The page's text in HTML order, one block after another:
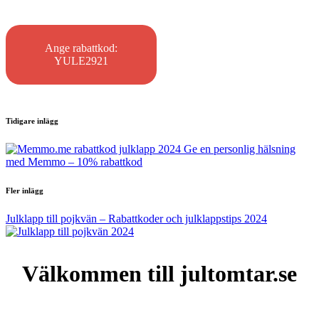
Ange rabattkod:
YULE2921
Post
navigation
Tidigare inlägg
Ge en personlig hälsning
med Memmo – 10% rabattkod
Fler inlägg
Julklapp till pojkvän – Rabattkoder och julklappstips 2024
Välkommen till jultomtar.se